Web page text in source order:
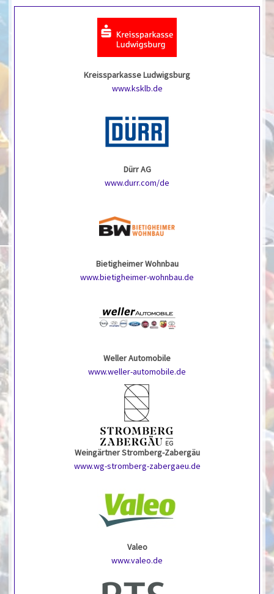
Kreissparkasse Ludwigsburg
www.ksklb.de
Dürr AG
www.durr.com/de
Bietigheimer Wohnbau
www.bietigheimer-wohnbau.de
Weller Automobile
www.weller-automobile.de
Weingärtner Stromberg-Zabergäu
www.wg-stromberg-zabergaeu.de
Valeo
www.valeo.de